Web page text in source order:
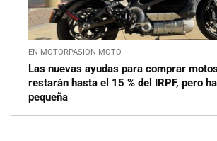
EN MOTORPASION MOTO
Las nuevas ayudas para comprar
restarán hasta el 15 % del IRPF, pero
pequeña